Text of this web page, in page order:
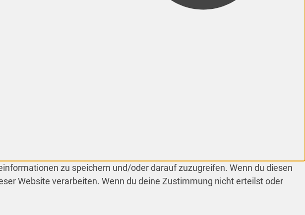
zu speichern und/oder darauf zuzugreifen. Wenn du diesen
Website verarbeiten. Wenn du deine Zustimmung nicht erteilst oder